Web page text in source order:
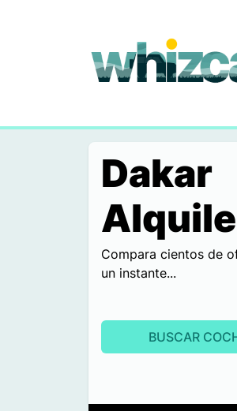
whizcars.com
Dakar
Compara cientos de
un instante...
BUSCAR